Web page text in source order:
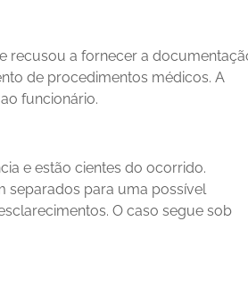
recusou a fornecer a
de procedimentos médicos. A
funcionário.
e estão cientes do ocorrido.
separados para uma possível
O caso segue sob